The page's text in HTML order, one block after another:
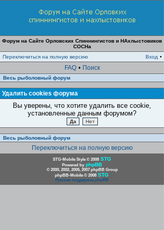
Форум на Сайте Орловских Спиннингистов и НАхлыстовиков
СОСНа
Переключиться на полную версию
Вход •
FAQ • Поиск
Весь рыболовный форум
Удалить cookies форума
Вы уверены, что хотите удалить все cookie,
установленные данным форумом?
Весь рыболовный форум
Переключиться на полную версию
STG-Mobile Style © 2008 STG
Powered by phpBB
© 2000, 2002, 2005, 2007 phpBB Group
phpBB-Mobile © 2008 STG
Русская поддержка phpBB